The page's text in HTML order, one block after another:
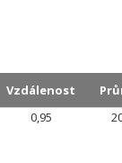
Vzdálenost
0,95